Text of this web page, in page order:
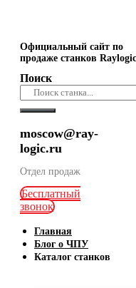
Официальный сайт по
продаже станков Raylogic
Поиск
moscow@ray-
logic.ru
Отдел продаж
Бесплатный
звонок
Главная
Блог о ЧПУ
Каталог станков